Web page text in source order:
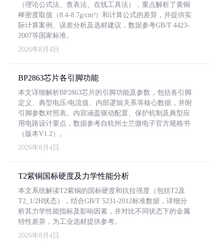
（理论公式法、查表法、在线工具法），重点解析了黄铜
棒密度取值（8.4-8.7g/cm³）和计算公式的差异，并提供实
际计算案例、误差分析及选材建议，数据参考GB/T 4423-
2007等国家标准。
2026年8月4日
BP2863芯片各引脚功能
本文详细解析BP2863芯片的引脚功能及参数，包括各引脚
定义、典型电压/电流值、内部逻辑关系等核心数据，并附
引脚参数对照表。内容涵盖驱动配置、保护机制及典型应
用电路设计要点，数据参考自杭州士兰微电子官方规格书
（版本V1.2）。
2026年8月4日
T2紫铜国标硬度及力学性能分析
本文系统解读T2紫铜的国标硬度和抗拉强度（包括T2及
T2_1/2H状态），结合GB/T 5231-2012标准数据，详细分
析其力学性能指标及影响因素，并对比不同状态下的金属
特性差异，为工业选材提供参考。
2026年8月4日